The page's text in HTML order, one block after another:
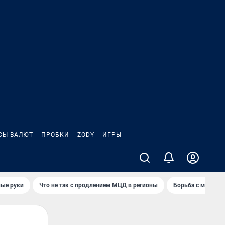
ВАЛЮТ ПРОБКИ ZODY ИГРЫ
руки Что не так с продлением МЦД в регионы Борьба с мэрией